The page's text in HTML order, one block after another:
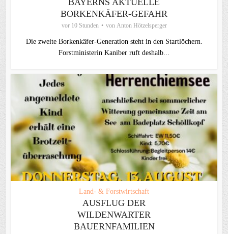
BORKENKÄFER-GEFAHR
vor 10 Stunden von Anton Hötzelsperger
Die zweite Borkenkäfer-Generation steht in den Startlöchern.
Forstministerin Kaniber ruft deshalb...
Land- & Forstwirtschaft
AUSFLUG DER
WILDENWARTER
BAUERNFAMILIEN